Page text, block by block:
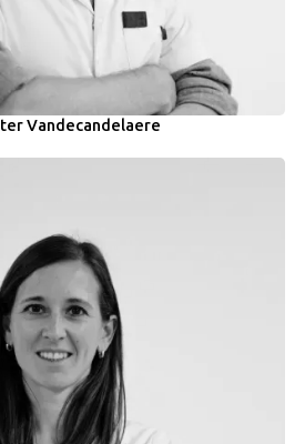
Vandecandelaere